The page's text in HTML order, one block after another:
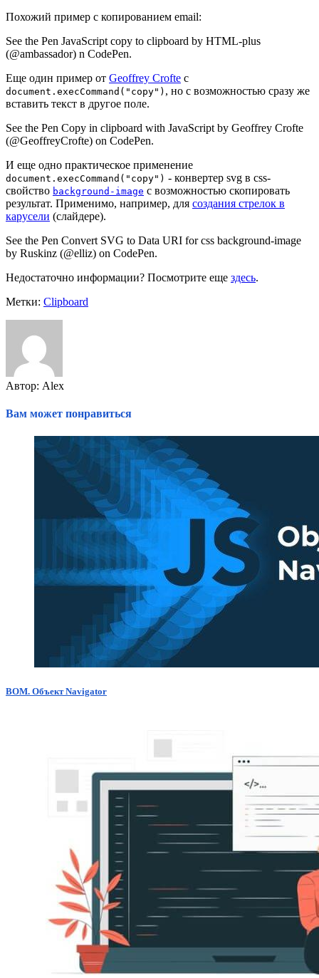
Похожий пример с копированием email:
See the Pen JavaScript copy to clipboard by HTML-plus
(@ambassador) n CodePen.
Еще один пример от Geoffrey Crofte с
document.execCommand("copy") , но с возможностью сразу же
вставить текст в другое поле.
See the Pen Copy in clipboard with JavaScript by Geoffrey Crofte
(@GeoffreyCrofte) on CodePen.
И еще одно практическое применение
document.execCommand("copy") - конвертер svg в css-
свойство background-image с возможностью скопировать
результат. Применимо, например, для создания стрелок в
карусели (слайдере).
See the Pen Convert SVG to Data URI for css background-image
by Ruskinz (@elliz) on CodePen.
Недостаточно информации? Посмотрите еще здесь.
Метки: Clipboard
Автор: Alex
Вам может понравиться
BOM. Объект Navigator